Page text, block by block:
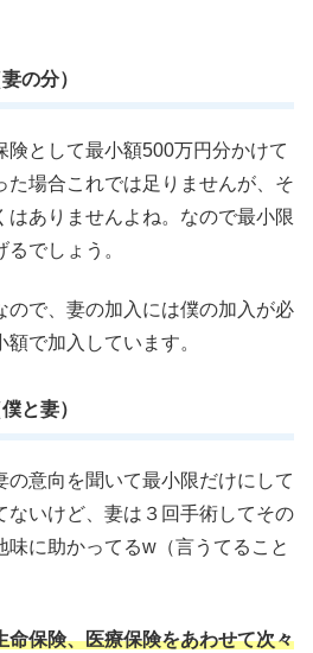
の分）
険として最小額500万円分かけて
た場合これでは足りませんが、そ
はありませんよね。なので最小限
でしょう。
ので、妻の加入には僕の加入が必
で加入しています。
と妻）
の意向を聞いて最小限だけにして
ないけど、妻は３回手術してその
味に助かってるw（言うてること
命保険、医療保険をあわせて次々